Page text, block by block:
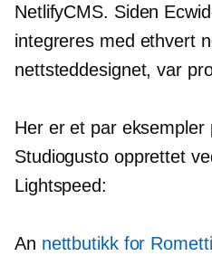
NetlifyCMS. Siden
integreres med ethvert
nettsteddesignet, var
Her er et par eksempler
Studiogusto opprettet
Lightspeed:
An nettbutikk for Rometti